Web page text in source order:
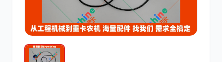
日立 久保田